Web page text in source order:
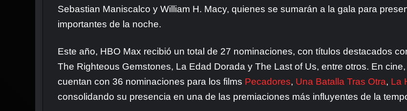
Sebastian Maniscalco y William H. Macy, quienes se sumarán a la gala para
importantes de la noche.
Este año, HBO Max recibió un total de 27 nominaciones, con títulos destacados
The Righteous Gemstones, La Edad Dorada y The Last of Us, entre otros. En
cuentan con 36 nominaciones para los films Pecadores, Una Batalla Tras Otra, La
consolidando su presencia en una de las premiaciones más influyentes de la